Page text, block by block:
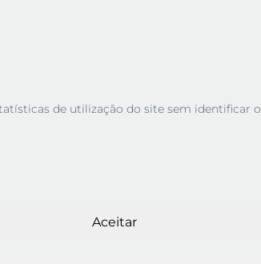
de utilização do site sem identificar
Aceitar